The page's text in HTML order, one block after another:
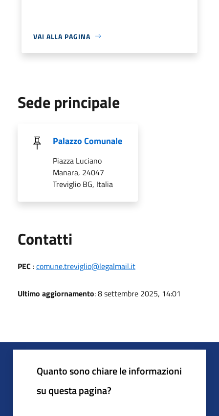
VAI ALLA PAGINA
Sede principale
Palazzo Comunale
Piazza Luciano
Manara, 24047
Treviglio BG, Italia
Contatti
PEC :comune.treviglio@legalmail.it
Ultimo aggiornamento: 8 settembre 2025, 14:01
Quanto sono chiare le informazioni
su questa pagina?